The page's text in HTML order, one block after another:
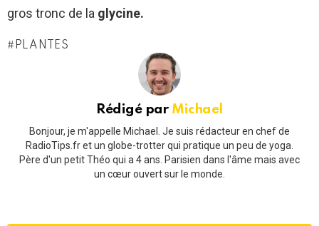
gros tronc de la glycine.
PLANTES
Rédigé par Michael
Bonjour, je m'appelle Michael. Je suis rédacteur en chef de
RadioTips.fr et un globe-trotter qui pratique un peu de yoga.
Père d'un petit Théo qui a 4 ans. Parisien dans l'âme mais avec
un cœur ouvert sur le monde.